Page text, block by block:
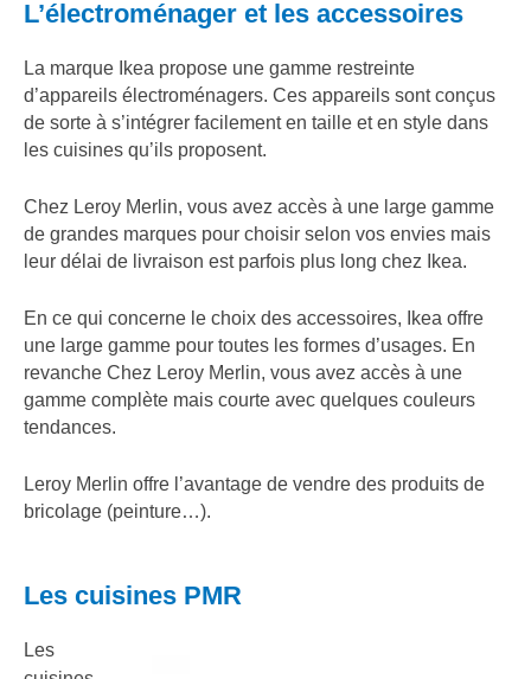
L’électroménager et les accessoires
La marque Ikea propose une gamme restreinte
d’appareils électroménagers. Ces appareils sont conçus
de sorte à s’intégrer facilement en taille et en style dans
les cuisines qu’ils proposent.
Chez Leroy Merlin, vous avez accès à une large gamme
de grandes marques pour choisir selon vos envies mais
leur délai de livraison est parfois plus long chez Ikea.
En ce qui concerne le choix des accessoires, Ikea offre
une large gamme pour toutes les formes d’usages. En
revanche Chez Leroy Merlin, vous avez accès à une
gamme complète mais courte avec quelques couleurs
tendances.
Leroy Merlin offre l’avantage de vendre des produits de
bricolage (peinture…).
Les cuisines PMR
Les